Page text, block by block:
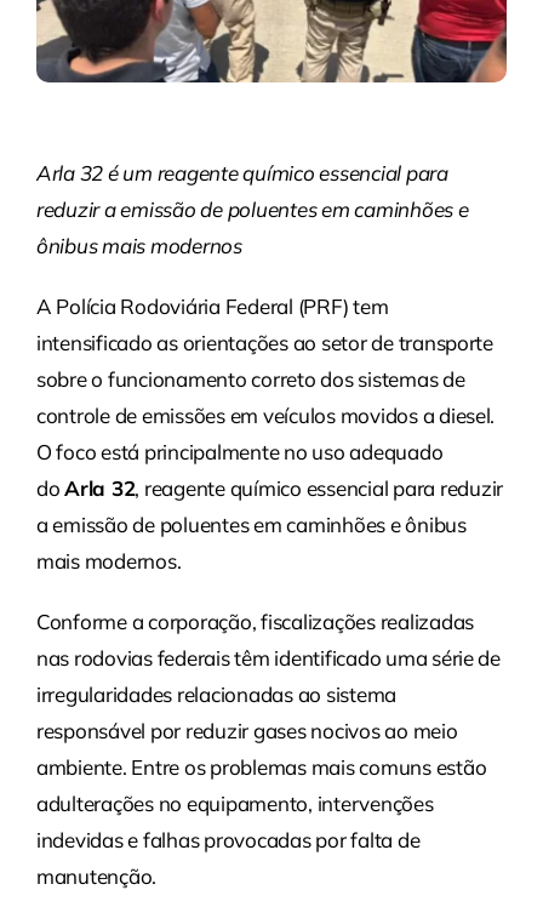
Arla 32 é um reagente químico essencial para
reduzir a emissão de poluentes em caminhões e
ônibus mais modernos
A Polícia Rodoviária Federal (PRF) tem
intensificado as orientações ao setor de transporte
sobre o funcionamento correto dos sistemas de
controle de emissões em veículos movidos a diesel.
O foco está principalmente no uso adequado
doArla 32, reagente químico essencial para reduzir
a emissão de poluentes em caminhões e ônibus
mais modernos.
Conforme a corporação, fiscalizações realizadas
nas rodovias federais têm identificado uma série de
irregularidades relacionadas ao sistema
responsável por reduzir gases nocivos ao meio
ambiente. Entre os problemas mais comuns estão
adulterações no equipamento, intervenções
indevidas e falhas provocadas por falta de
manutenção.